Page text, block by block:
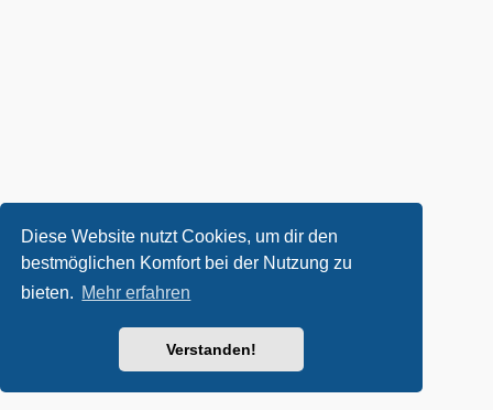
Diese Website nutzt Cookies, um dir den
bestmöglichen Komfort bei der Nutzung zu
bieten. Mehr erfahren
Verstanden!